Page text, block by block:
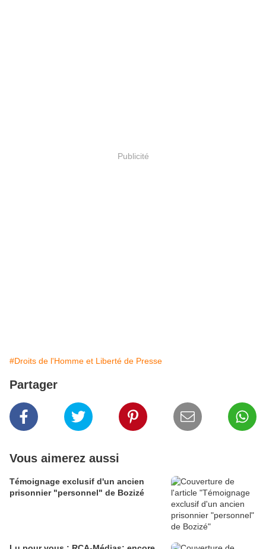
Publicité
#Droits de l'Homme et Liberté de Presse
Partager
Vous aimerez aussi
Témoignage exclusif d'un ancien
prisonnier "personnel" de Bozizé